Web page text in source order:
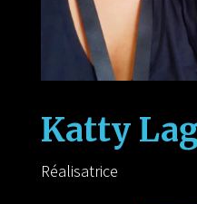
Katty
Réalisatrice